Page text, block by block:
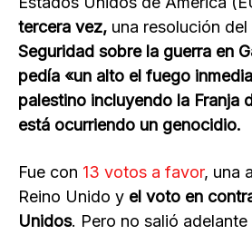
tercera vez, una resolución del
Seguridad sobre la guerra en
pedía «un alto el fuego
palestino incluyendo la Franja
está ocurriendo un genocidio.
Fue con 13 votos a favor, una
Reino Unido y el voto en
Unidos. Pero no salió adelante